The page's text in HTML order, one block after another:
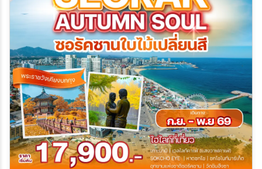
เมือง
สายการบิน
ตั้งแต่วันที่
ถึงวันที่